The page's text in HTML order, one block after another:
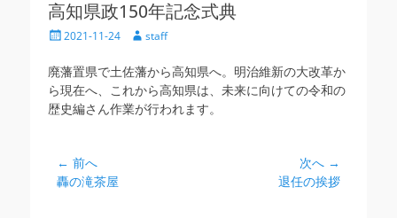
高知県政150年記念式典
投
日
2021-11-24
投
者
staff
廃藩置県で土佐藩から高知県へ。明治維新の大改革か
ら現在へ、これから高知県は、未来に向けての令和の
歴史編さん作業が行われます。
投
稿
← 前へ
前
轟の滝茶屋
次へ →
退任の挨拶